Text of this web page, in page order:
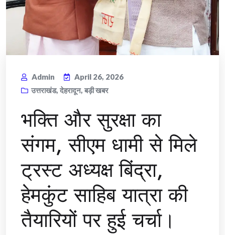
Admin
April 26, 2026
उत्तराखंड, देहरादून, बड़ी खबर
भक्ति और सुरक्षा का
संगम, सीएम धामी से मिले
ट्रस्ट अध्यक्ष बिंद्रा,
हेमकुंट साहिब यात्रा की
तैयारियों पर हुई चर्चा।